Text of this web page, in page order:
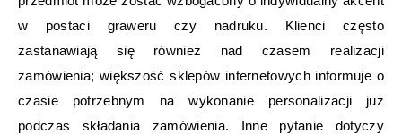
w postaci graweru czy nadruku. Klienci często
zastanawiają się również nad czasem realizacji
zamówienia; większość sklepów internetowych informuje o
czasie potrzebnym na wykonanie personalizacji już
podczas składania zamówienia. Inne pytanie dotyczy